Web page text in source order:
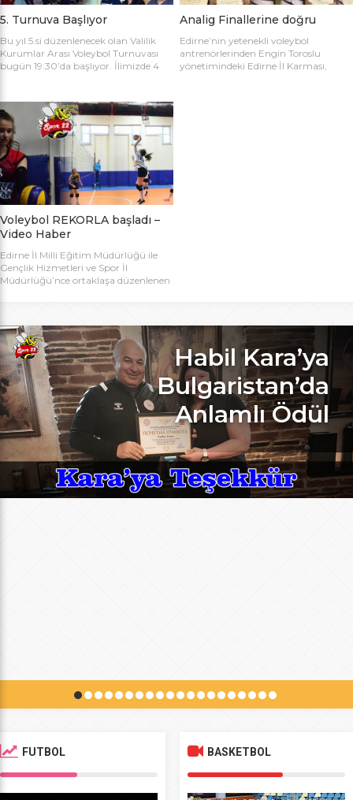
5. Turnuva Başlıyor
Bu yıl 5.si düzenlenecek olan Valilik
Kurumlar Arası Voleybol Turnuvası
bugün 19:30’da başlıyor. İlimizde 4
bugün başlıyor. Toplamda 14 takımın
katılımıyla düzenlenen 5. Valilik
Voleybol Turnuvasının teknik
toplantısı ve kura çekimi Aliço
Pehlivan Sporcu Eğitim Merkezi
Toplantı Salonu’nda yapıldı.
Toplantıya Voleybol hakemi ve
antrenörü Engin Toroslu, Ayhan […]
Analig Finallerine doğru
Edirne’nin yetenekli voleybol
antrenörlerinden Engin Toroslu
yönetimindeki Edirne İl Karması,
Voleybol REKORLA başladı –
Video Haber
Edirne İl Milli Eğitim Müdürlüğü ile
Gençlik Hizmetleri ve Spor İl
Müdürlüğü’nce ortaklaşa düzenlenen
rekoru kırıldı. REKOR KATILIMA
REKORLU AÇILIŞ Edirne Okullar
Arası Genç Kızlar A Kategorisi
Voleybol İl Şampiyonluğu maçlarına
bu yıl 8 grupta toplam […]
Habil Kara’ya
Bulgaristan’da
Anlamlı Ödül
FUTBOL BASKETBOL